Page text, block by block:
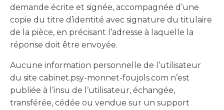
demande écrite et signée, accompagnée d’une
copie du titre d’identité avec signature du titulaire
de la pièce, en précisant l’adresse à laquelle la
réponse doit être envoyée.
Aucune information personnelle de l’utilisateur
du site cabinet.psy-monnet-foujols.com n’est
publiée à l’insu de l’utilisateur, échangée,
transférée, cédée ou vendue sur un support